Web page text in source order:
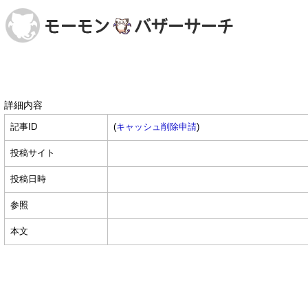
詳細内容
記事ID (キャッシュ削除申請)
投稿サイト
投稿日時
参照
本文